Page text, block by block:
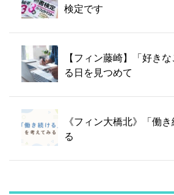
検定です
【フィン藤崎】「好き
る日を見つめて
《フィン大橋北》「働
る